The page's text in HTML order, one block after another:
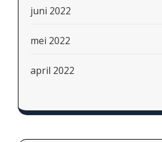
juni 2022
mei 2022
april 2022